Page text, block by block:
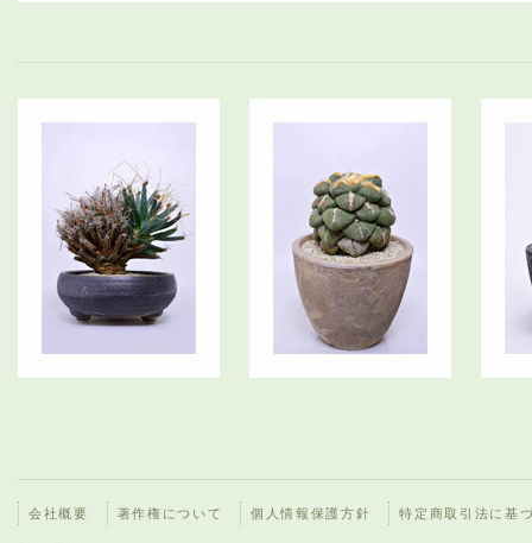
会社概要 著作権について 個人情報保護方針 特定商取引法に基